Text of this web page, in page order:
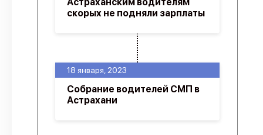
18 января, 2023
Собрание водителей СМП в
Астрахани
скорых не подняли зарплаты